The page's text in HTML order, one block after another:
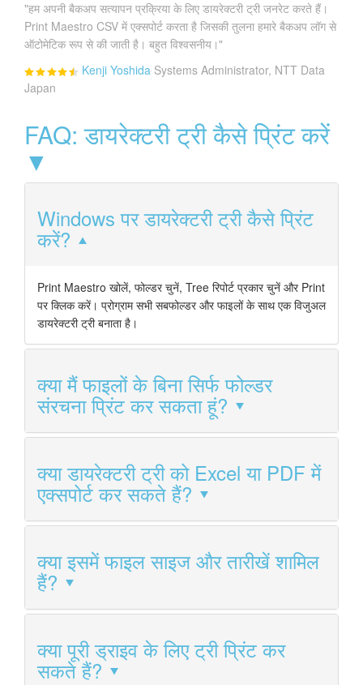
"हम अपनी बैकअप सत्यापन प्रक्रिया के लिए डायरेक्टरी ट्री जनरेट करते हैं।
Print Maestro CSV में एक्सपोर्ट करता है जिसकी तुलना हमारे बैकअप लॉग से
ऑटोमेटिक रूप से की जाती है। बहुत विश्वसनीय।"
Kenji Yoshida Systems Administrator, NTT Data
Japan
FAQ: डायरेक्टरी ट्री कैसे प्रिंट करें
▼
Windows पर डायरेक्टरी ट्री कैसे प्रिंट
करें?
Print Maestro खोलें, फोल्डर चुनें, Tree रिपोर्ट प्रकार चुनें और Print
पर क्लिक करें। प्रोग्राम सभी सबफोल्डर और फाइलों के साथ एक विजुअल
डायरेक्टरी ट्री बनाता है।
क्या मैं फाइलों के बिना सिर्फ फोल्डर
संरचना प्रिंट कर सकता हूं?
क्या डायरेक्टरी ट्री को Excel या PDF में
एक्सपोर्ट कर सकते हैं?
क्या इसमें फाइल साइज और तारीखें शामिल
हैं?
क्या पूरी ड्राइव के लिए ट्री प्रिंट कर
सकते हैं?